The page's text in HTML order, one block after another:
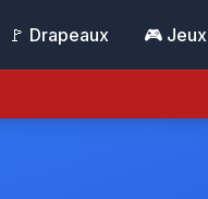
🚩 Drapeaux 🎮 Jeux